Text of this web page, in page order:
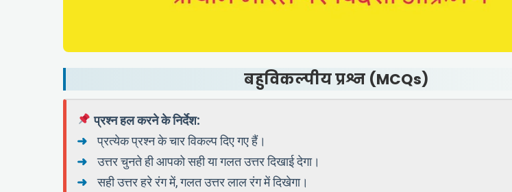
बहुविकल्पीय प्रश्न (MCQs)
प्रश्न हल करने के निर्देश:
प्रत्येक प्रश्न के चार विकल्प दिए गए हैं।
उत्तर चुनते ही आपको सही या गलत उत्तर दिखाई देगा।
सही उत्तर हरे रंग में, गलत उत्तर लाल रंग में दिखेगा।